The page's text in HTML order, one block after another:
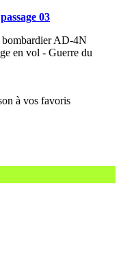
03
AD-4N
en vol - Guerre du